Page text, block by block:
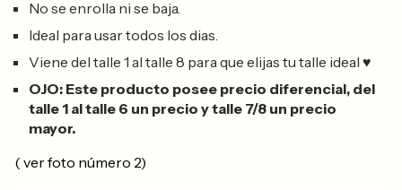
No se enrolla ni se baja.
Ideal para usar todos los dias.
Viene del talle 1 al talle 8 para que elijas tu talle ideal ♥
OJO: Este producto posee precio diferencial, del
talle 1 al talle 6 un precio y talle 7/8 un precio
mayor.
( ver foto número 2)